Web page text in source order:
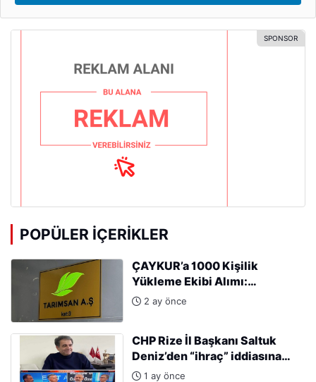
POPÜLER İÇERIKLER
ÇAYKUR’a 1000 Kişilik
Yükleme Ekibi Alımı:
Başvurular Başladı
2 ay önce
CHP Rize İl Başkanı Saltuk
Deniz’den “ihraç” iddiasına
sert tepki: “Kararları Sinan
1 ay önce